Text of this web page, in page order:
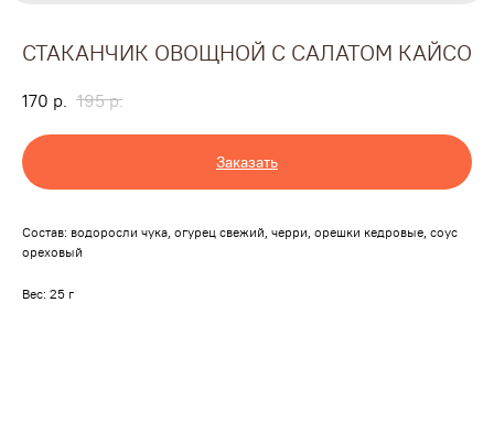
СТАКАНЧИК ОВОЩНОЙ С САЛАТОМ КАЙСО
170 р. 195 р.
Заказать
Состав: водоросли чука, огурец свежий, черри, орешки кедровые, соус
ореховый
Вес: 25 г